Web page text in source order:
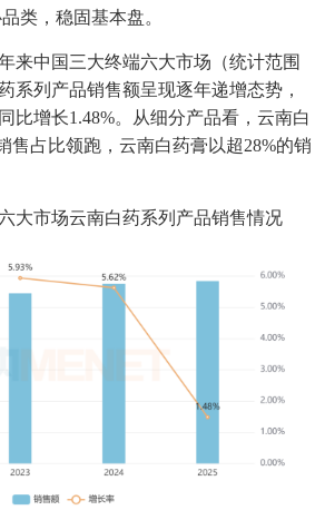
类，稳固基本盘。
来中国三大终端六大市场（统计范围
系列产品销售额呈现逐年递增态势，
比增长1.48%。从细分产品看，云南白
售占比领跑，云南白药膏以超28%的销
大市场云南白药系列产品销售情况